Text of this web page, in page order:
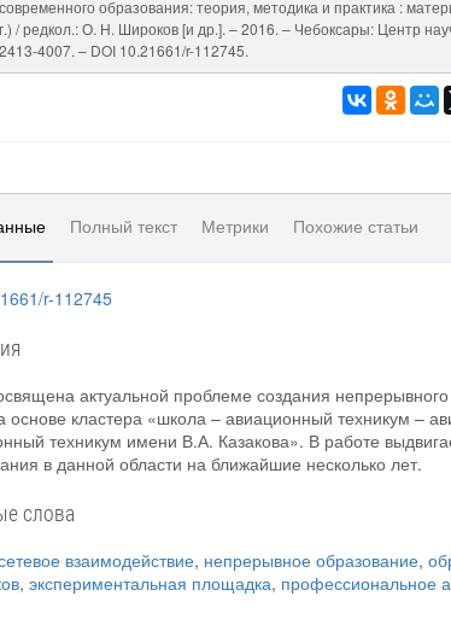
современного образования: теория, методика и практика :
г.) / редкол.: О. Н. Широков [и др.]. – 2016. – Чебоксары: Центр
2413-4007. – DOI 10.21661/r-112745.
Полный текст Метрики Похожие статьи
r-112745
актуальной проблеме создания
основе кластера «школа – авиационный техникум
техникум имени В.А. Казакова». В работе
в данной области на ближайшие несколько лет.
слова
взаимодействие, непрерывное образование,
, экспериментальная площадка, профессиональное